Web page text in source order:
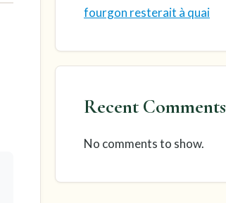
fourgon resterait à quai
Recent Comments
No comments to show.